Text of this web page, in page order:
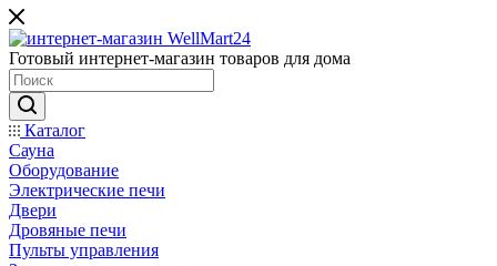
Готовый интернет-магазин товаров для дома
Каталог
Сауна
Оборудование
Электрические печи
Двери
Дровяные печи
Пульты управления